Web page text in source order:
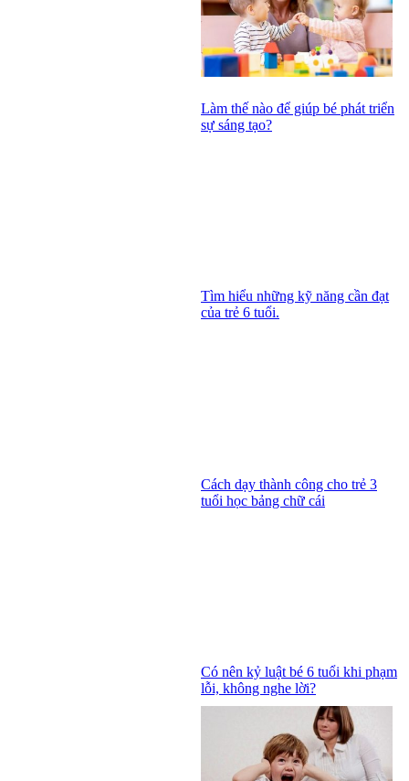
Làm thế nào để giúp bé phát triển
sự sáng tạo?
Tìm hiểu những kỹ năng cần đạt
của trẻ 6 tuổi.
Cách dạy thành công cho trẻ 3
tuổi học bảng chữ cái
Có nên kỷ luật bé 6 tuổi khi phạm
lỗi, không nghe lời?